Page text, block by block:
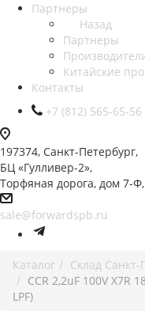
Партнеры
Назад
Партнеры
Китайские
Контакты
+7 (812) 565-65-56
197374, Санкт-Петербург,
БЦ «Гулливер-2»,
Торфяная дорога, дом 7-
sale@forwardspb.ru
Каталог
Cклад Санкт-
CCR 2,2uF 100V X7R
LPF)